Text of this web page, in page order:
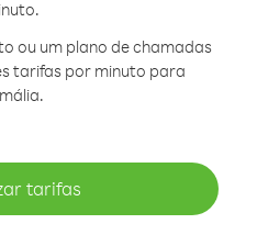
ou um plano de chamadas
tarifas por minuto para
tarifas